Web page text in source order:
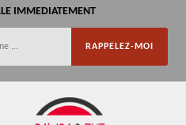
IMMEDIATEMENT